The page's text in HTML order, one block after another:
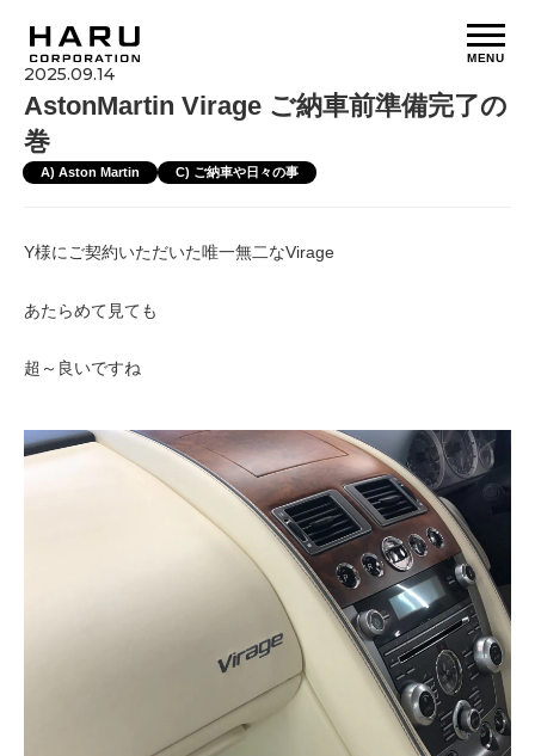
MENU
2025.09.14
AstonMartin Virage ご納車前準備完了の
巻
A) Aston Martin C) ご納車や日々の事
Y様にご契約いただいた唯一無二なVirage
あたらめて見ても
超～良いですね